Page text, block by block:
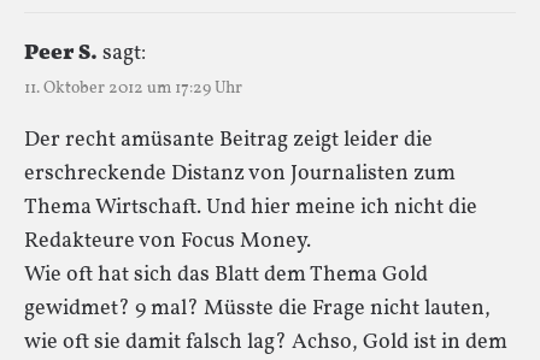
Peer S. sagt:
11. Oktober 2012 um 17:29 Uhr
Der recht amüsante Beitrag zeigt leider die
erschreckende Distanz von Journalisten zum
Thema Wirtschaft. Und hier meine ich nicht die
Redakteure von Focus Money.
Wie oft hat sich das Blatt dem Thema Gold
gewidmet? 9 mal? Müsste die Frage nicht lauten,
wie oft sie damit falsch lag? Achso, Gold ist in dem